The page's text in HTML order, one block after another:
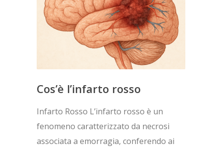
Cos’è l’infarto rosso
Infarto Rosso L’infarto rosso è un
fenomeno caratterizzato da necrosi
associata a emorragia, conferendo ai